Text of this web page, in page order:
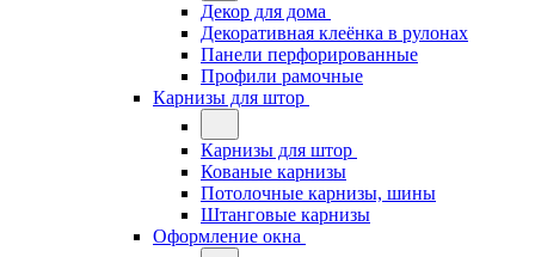
Декор для дома
Декоративная клеёнка в рулонах
Панели перфорированные
Профили рамочные
Карнизы для штор
Карнизы для штор
Кованые карнизы
Потолочные карнизы, шины
Штанговые карнизы
Оформление окна